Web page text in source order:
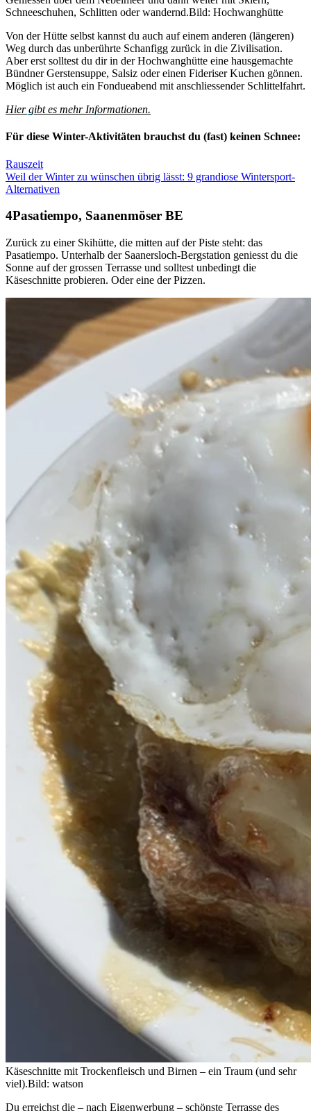
Schneeschuhen, Schlitten oder wandernd.Bild: Hochwanghütte
Von der Hütte selbst kannst du auch auf einem anderen (längeren)
Weg durch das unberührte Schanfigg zurück in die Zivilisation.
Aber erst solltest du dir in der Hochwanghütte eine hausgemachte
Bündner Gerstensuppe, Salsiz oder einen Fideriser Kuchen gönnen.
Möglich ist auch ein Fondueabend mit anschliessender Schlittelfahrt.
Hier gibt es mehr Informationen.
Für diese Winter-Aktivitäten brauchst du (fast) keinen Schnee:
Rauszeit
Weil der Winter zu wünschen übrig lässt: 9 grandiose Wintersport-
Alternativen
Pasatiempo, Saanenmöser BE
Zurück zu einer Skihütte, die mitten auf der Piste steht: das
Pasatiempo. Unterhalb der Saanersloch-Bergstation geniesst du die
Sonne auf der grossen Terrasse und solltest unbedingt die
Käseschnitte probieren. Oder eine der Pizzen.
Käseschnitte mit Trockenfleisch und Birnen – ein Traum (und sehr
viel).Bild: watson
Du erreichst die – nach Eigenwerbung – schönste Terrasse des